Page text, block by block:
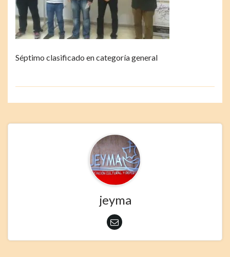
Séptimo clasificado en categoría general
jeyma